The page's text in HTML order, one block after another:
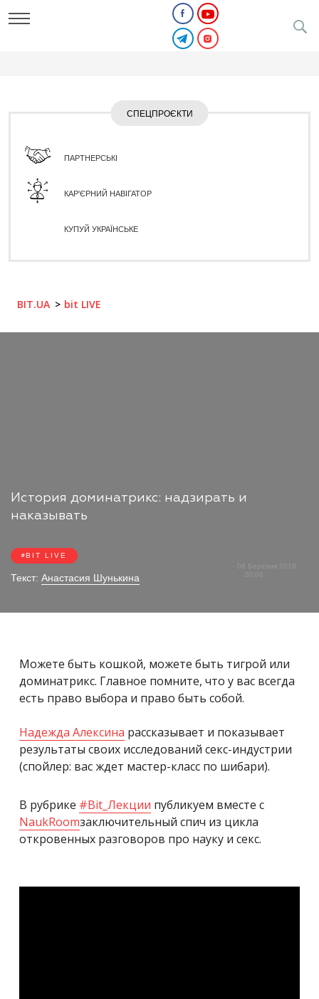
СПЕЦПРОЄКТИ
ПАРТНЕРСЬКІ
КАР'ЄРНИЙ НАВІГАТОР
КУПУЙ УКРАЇНСЬКЕ
BIT.UA bit LIVE
История доминатрикс: надзирать и
наказывать
BIT LIVE
Текст: Анастасия Шунькина
08 Березня 2018
Можете быть кошкой, можете быть тигрой или
доминатрикс. Главное помните, что у вас всегда
есть право выбора и право быть собой.
Надежда Алексина рассказывает и показывает
результаты своих исследований секс-индустрии
(спойлер: вас ждет мастер-класс по шибари).
В рубрике #Bit_Лекции публикуем вместе с
NaukRoomзаключительный спич из цикла
откровенных разговоров про науку и секс.